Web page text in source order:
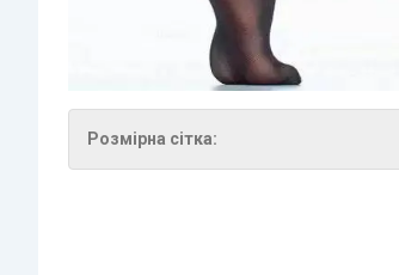
Розмірна сітка: